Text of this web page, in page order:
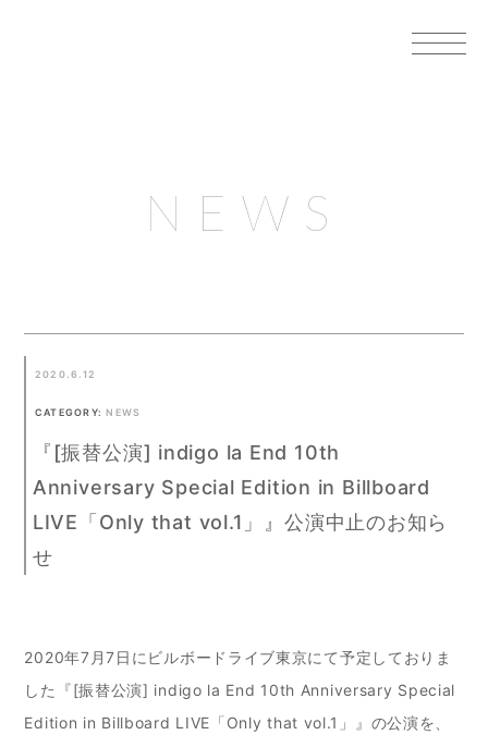
NEWS
2020.6.12
CATEGORY: NEWS
『[振替公演] indigo la End 10th
Anniversary Special Edition in Billboard
LIVE「Only that vol.1」』公演中止のお知ら
せ
2020年7月7日にビルボードライブ東京にて予定しておりま
した『[振替公演] indigo la End 10th Anniversary Special
Edition in Billboard LIVE「Only that vol.1」』の公演を、